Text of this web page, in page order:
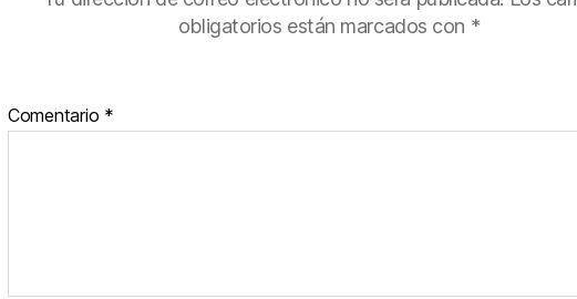
obligatorios están marcados con *
Comentario *